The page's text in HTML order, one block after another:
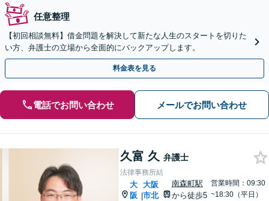
任意整理
【初回相談無料】借金問題を解決して新たな人生のスタートを切りた
い方、弁護士の立場から全面的にバックアップします。
料金表を見る
電話でお問い合わせ メールでお問い合わせ
久富 久 弁護士
法律事務所結
大
阪 |
大阪
市北
南森町駅
から徒歩5
営業時間：09:30
~18:30（平日）